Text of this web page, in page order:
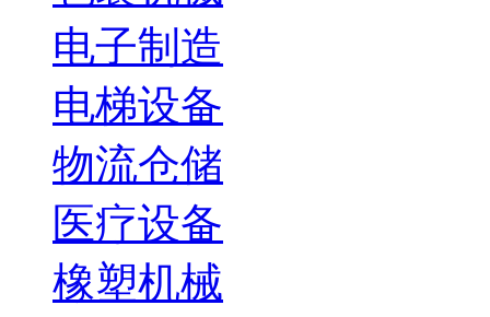
电子制造
电梯设备
物流仓储
医疗设备
橡塑机械